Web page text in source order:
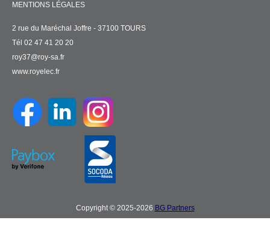
MENTIONS LÉGALES
2 rue du Maréchal Joffre - 37100 TOURS
Tél 02 47 41 20 20
roy37@roy-sa.fr
www.royelec.fr
Copyright © 2025-2026 BG Partners